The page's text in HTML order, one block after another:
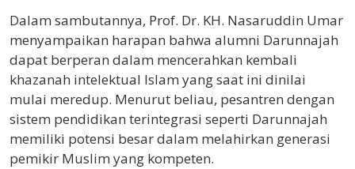
Dalam sambutannya, Prof. Dr. KH. Nasaruddin Umar
menyampaikan harapan bahwa alumni Darunnajah
dapat berperan dalam mencerahkan kembali
khazanah intelektual Islam yang saat ini dinilai
mulai meredup. Menurut beliau, pesantren dengan
sistem pendidikan terintegrasi seperti Darunnajah
memiliki potensi besar dalam melahirkan generasi
pemikir Muslim yang kompeten.